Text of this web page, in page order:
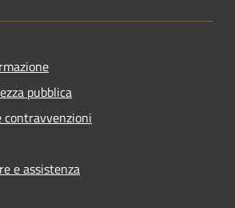
pubblica
e assistenza